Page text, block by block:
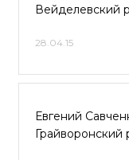
Вейделевский
28.04.15
Евгений
Грайворонский